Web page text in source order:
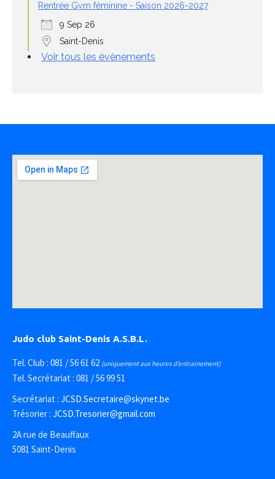
Rentrée Gym féminine - Saison 2026-2027
9 Sep 26
Saint-Denis
Voir tous les évènements
Judo club Saint-Denis A.S.B.L.
Tel. Club : 081 / 56 61 62 (uniquement aux heures d’entrainement)
Tel. Secrétariat : 081 / 56 99 51
Secrétariat : JCSD.Secretaire@skynet.be
Trésorier : JCSD.Tresorier@gmail.com
2A rue de Beauffaux
5081 Saint-Denis